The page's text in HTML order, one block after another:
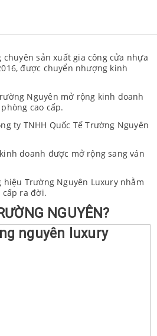
sản xuất gia công cửa nhựa
được chuyển nhượng kinh
Nguyên mở rộng kinh doanh
cao cấp.
ty TNHH Quốc Tế Trường Nguyên
doanh được mở rộng sang ván
hiệu Trường Nguyên Luxury nhằm
cấp ra đời.
NGUYÊN?